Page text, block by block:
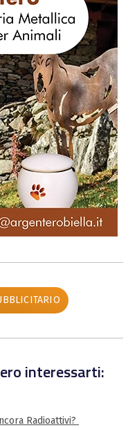
interessarti:
Radioattivi?